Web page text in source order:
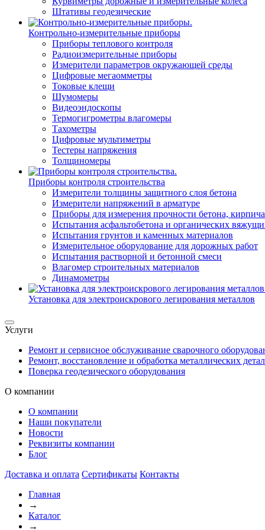
Штативы геодезические
Контрольно-измерительные приборы
Приборы теплового контроля
Радиоизмерительные приборы
Измерители параметров окружающей среды
Цифровые мегаомметры
Токовые клещи
Шумомеры
Видеоэндоскопы
Термогигрометры влагомеры
Тахометры
Цифровые мультиметры
Тестеры напряжения
Толщиномеры
Приборы контроля строительства
Измерители толщины защитного слоя бетона
Измерители напряжений в арматуре
Приборы для измерения прочности бетона,
Испытания асфальтобетона и органических
Испытания грунтов и каменных материалов
Измерительное оборудование для дорожных работ
Испытания растворной и бетонной смеси
Влагомер строительных материалов
Динамометры
Установка для электроискрового легирования металлов
Услуги
Ремонт и сервисное обслуживание сварочного
Ремонт, восстановление и обработка металлических
Поверка геодезического оборудования
О компании
О компании
Наши покупатели
Новости
Реквизиты компании
Блог
Доставка и оплата Сертификаты Контакты
Главная
→
Каталог
→